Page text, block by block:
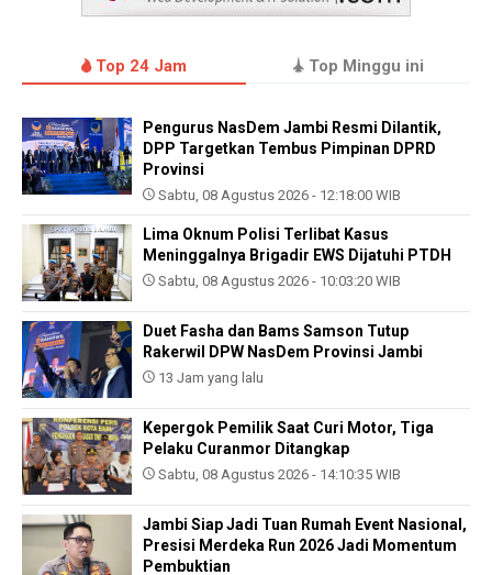
Top 24 Jam Top Minggu ini
Pengurus NasDem Jambi Resmi Dilantik,
DPP Targetkan Tembus Pimpinan DPRD
Provinsi
Sabtu, 08 Agustus 2026 - 12:18:00 WIB
Lima Oknum Polisi Terlibat Kasus
Meninggalnya Brigadir EWS Dijatuhi PTDH
Sabtu, 08 Agustus 2026 - 10:03:20 WIB
Duet Fasha dan Bams Samson Tutup
Rakerwil DPW NasDem Provinsi Jambi
13 Jam yang lalu
Kepergok Pemilik Saat Curi Motor, Tiga
Pelaku Curanmor Ditangkap
Sabtu, 08 Agustus 2026 - 14:10:35 WIB
Jambi Siap Jadi Tuan Rumah Event Nasional,
Presisi Merdeka Run 2026 Jadi Momentum
Pembuktian